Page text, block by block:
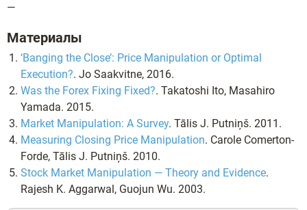
—
Материалы
‘Banging the Close’: Price Manipulation or Optimal
Execution?. Jo Saakvitne, 2016.
Was the Forex Fixing Fixed?. Takatoshi Ito, Masahiro
Yamada. 2015.
Market Manipulation: A Survey. Tālis J. Putniņš. 2011.
Measuring Closing Price Manipulation. Carole Comerton-
Forde, Tālis J. Putniņš. 2010.
Stock Market Manipulation — Theory and Evidence.
Rajesh K. Aggarwal, Guojun Wu. 2003.